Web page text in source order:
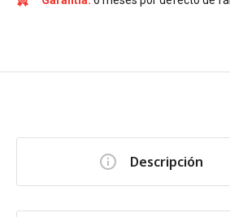
Descripción